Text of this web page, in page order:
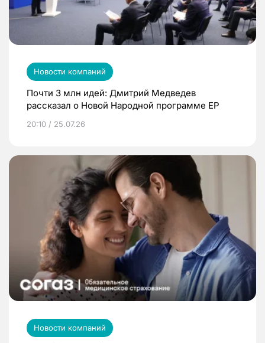
Новости компаний
Почти 3 млн идей: Дмитрий Медведев
рассказал о Новой Народной программе ЕР
20:10 / 25.07.26
Новости компаний